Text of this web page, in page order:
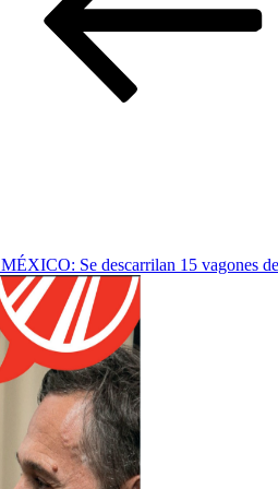
MÉXICO: Se descarrilan 15 vagones